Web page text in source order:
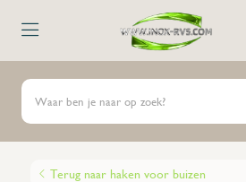
Terug naar haken voor buizen